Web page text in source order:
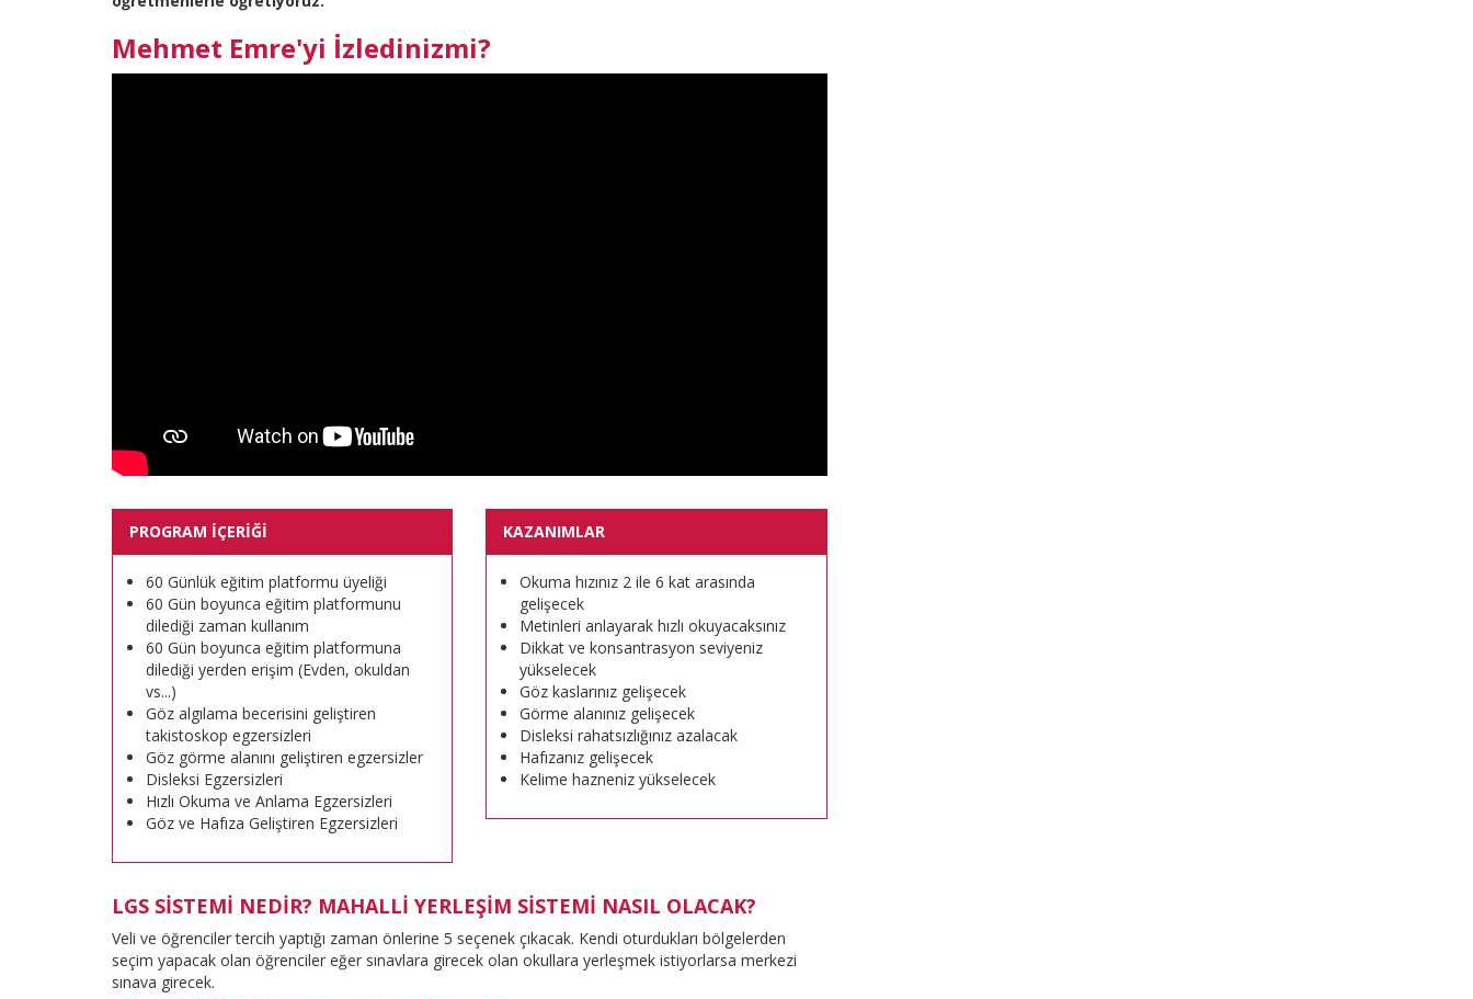
Mehmet Emre'yi İzledinizmi?
PROGRAM İÇERİĞİ
60 Günlük eğitim platformu üyeliği
60 Gün boyunca eğitim platformunu
dilediği zaman kullanım
60 Gün boyunca eğitim platformuna
dilediği yerden erişim (Evden, okuldan
vs...)
Göz algılama becerisini geliştiren
takistoskop egzersizleri
Göz görme alanını geliştiren egzersizler
Disleksi Egzersizleri
Hızlı Okuma ve Anlama Egzersizleri
Göz ve Hafıza Geliştiren Egzersizleri
KAZANIMLAR
Okuma hızınız 2 ile 6 kat arasında
gelişecek
Metinleri anlayarak hızlı okuyacaksınız
Dikkat ve konsantrasyon seviyeniz
yükselecek
Göz kaslarınız gelişecek
Görme alanınız gelişecek
Disleksi rahatsızlığınız azalacak
Hafızanız gelişecek
Kelime hazneniz yükselecek
LGS SİSTEMİ NEDİR? MAHALLİ YERLEŞİM SİSTEMİ NASIL OLACAK?
Veli ve öğrenciler tercih yaptığı zaman önlerine 5 seçenek çıkacak. Kendi oturdukları bölgelerden
seçim yapacak olan öğrenciler eğer sınavlara girecek olan okullara yerleşmek istiyorlarsa merkezi
sınava girecek.